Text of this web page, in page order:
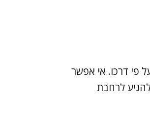
פי דרכו. אי אפשר
לרחבת